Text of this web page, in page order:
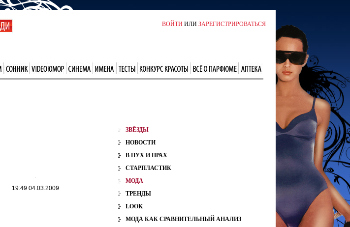
ВОЙТИИЛИЗАРЕГИСТРИРОВАТЬСЯ
19:49 04.03.2009
ЗВЁЗДЫ
НОВОСТИ
В ПУХ И ПРАХ
СТАРПЛАСТИК
МОДА
ТРЕНДЫ
LOOK
МОДА КАК СРАВНИТЕЛЬНЫЙ АНАЛИЗ